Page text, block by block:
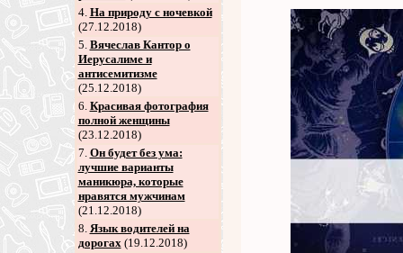
4. На природу с ночевкой
(27.12.2018)
5. Вячеслав Кантор о
Иерусалиме и
антисемитизме
(25.12.2018)
6. Красивая фотография
полной женщины
(23.12.2018)
7. Он будет без ума:
лучшие варианты
маникюра, которые
нравятся мужчинам
(21.12.2018)
8. Язык водителей на
дорогах(19.12.2018)